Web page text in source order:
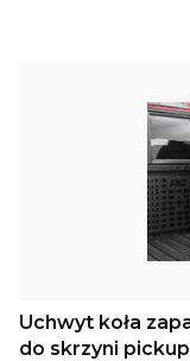
Uchwyt koła
do skrzyni